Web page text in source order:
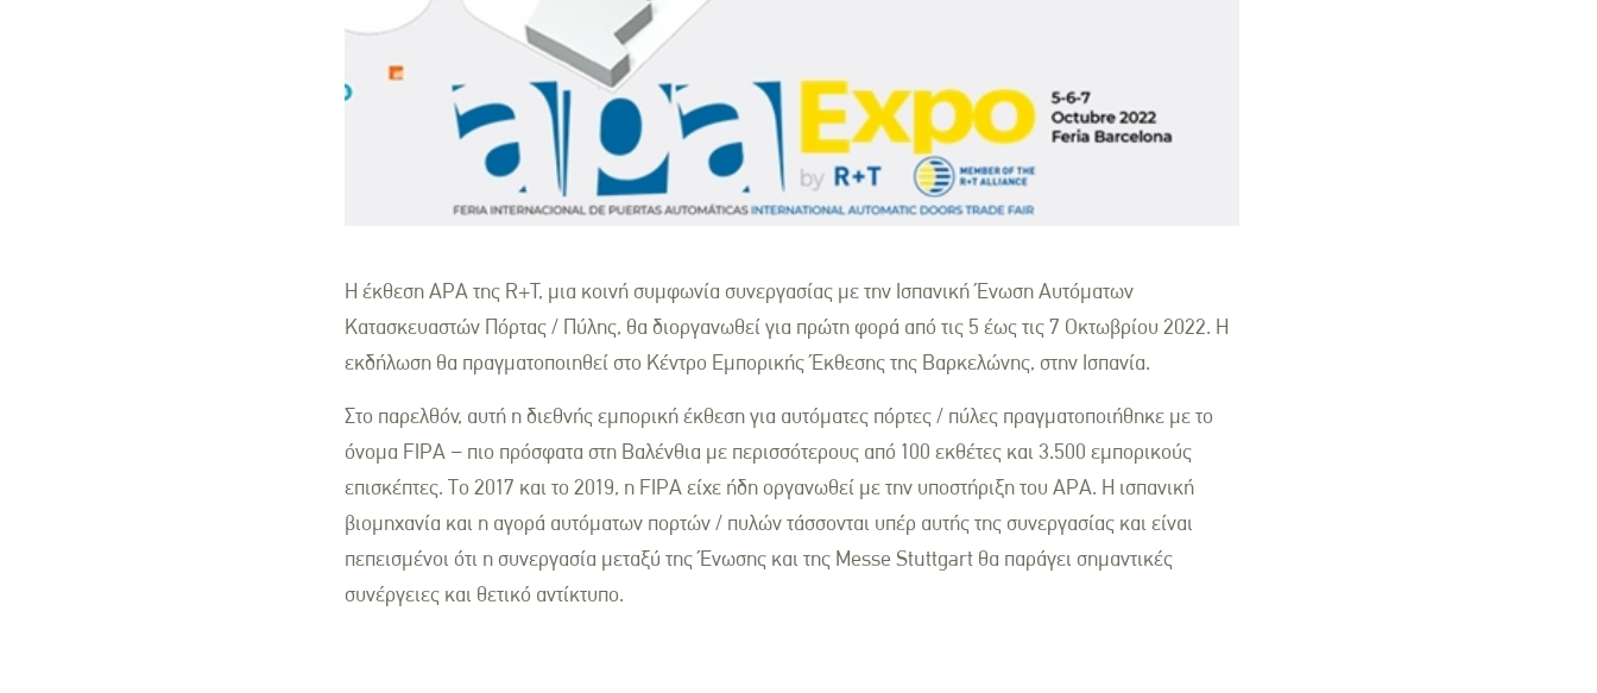
Η έκθεση APA της R+T, μια κοινή συμφωνία συνεργασίας με την Ισπανική Ένωση Αυτόματων
Κατασκευαστών Πόρτας / Πύλης, θα διοργανωθεί για πρώτη φορά από τις 5 έως τις 7 Οκτωβρίου 2022. Η
εκδήλωση θα πραγματοποιηθεί στο Κέντρο Εμπορικής Έκθεσης της Βαρκελώνης, στην Ισπανία.
Στο παρελθόν, αυτή η διεθνής εμπορική έκθεση για αυτόματες πόρτες / πύλες πραγματοποιήθηκε με το
όνομα FIPA – πιο πρόσφατα στη Βαλένθια με περισσότερους από 100 εκθέτες και 3.500 εμπορικούς
επισκέπτες. Το 2017 και το 2019, η FIPA είχε ήδη οργανωθεί με την υποστήριξη του APA. Η ισπανική
βιομηχανία και η αγορά αυτόματων πορτών / πυλών τάσσονται υπέρ αυτής της συνεργασίας και είναι
πεπεισμένοι ότι η συνεργασία μεταξύ της Ένωσης και της Messe Stuttgart θα παράγει σημαντικές
συνέργειες και θετικό αντίκτυπο.